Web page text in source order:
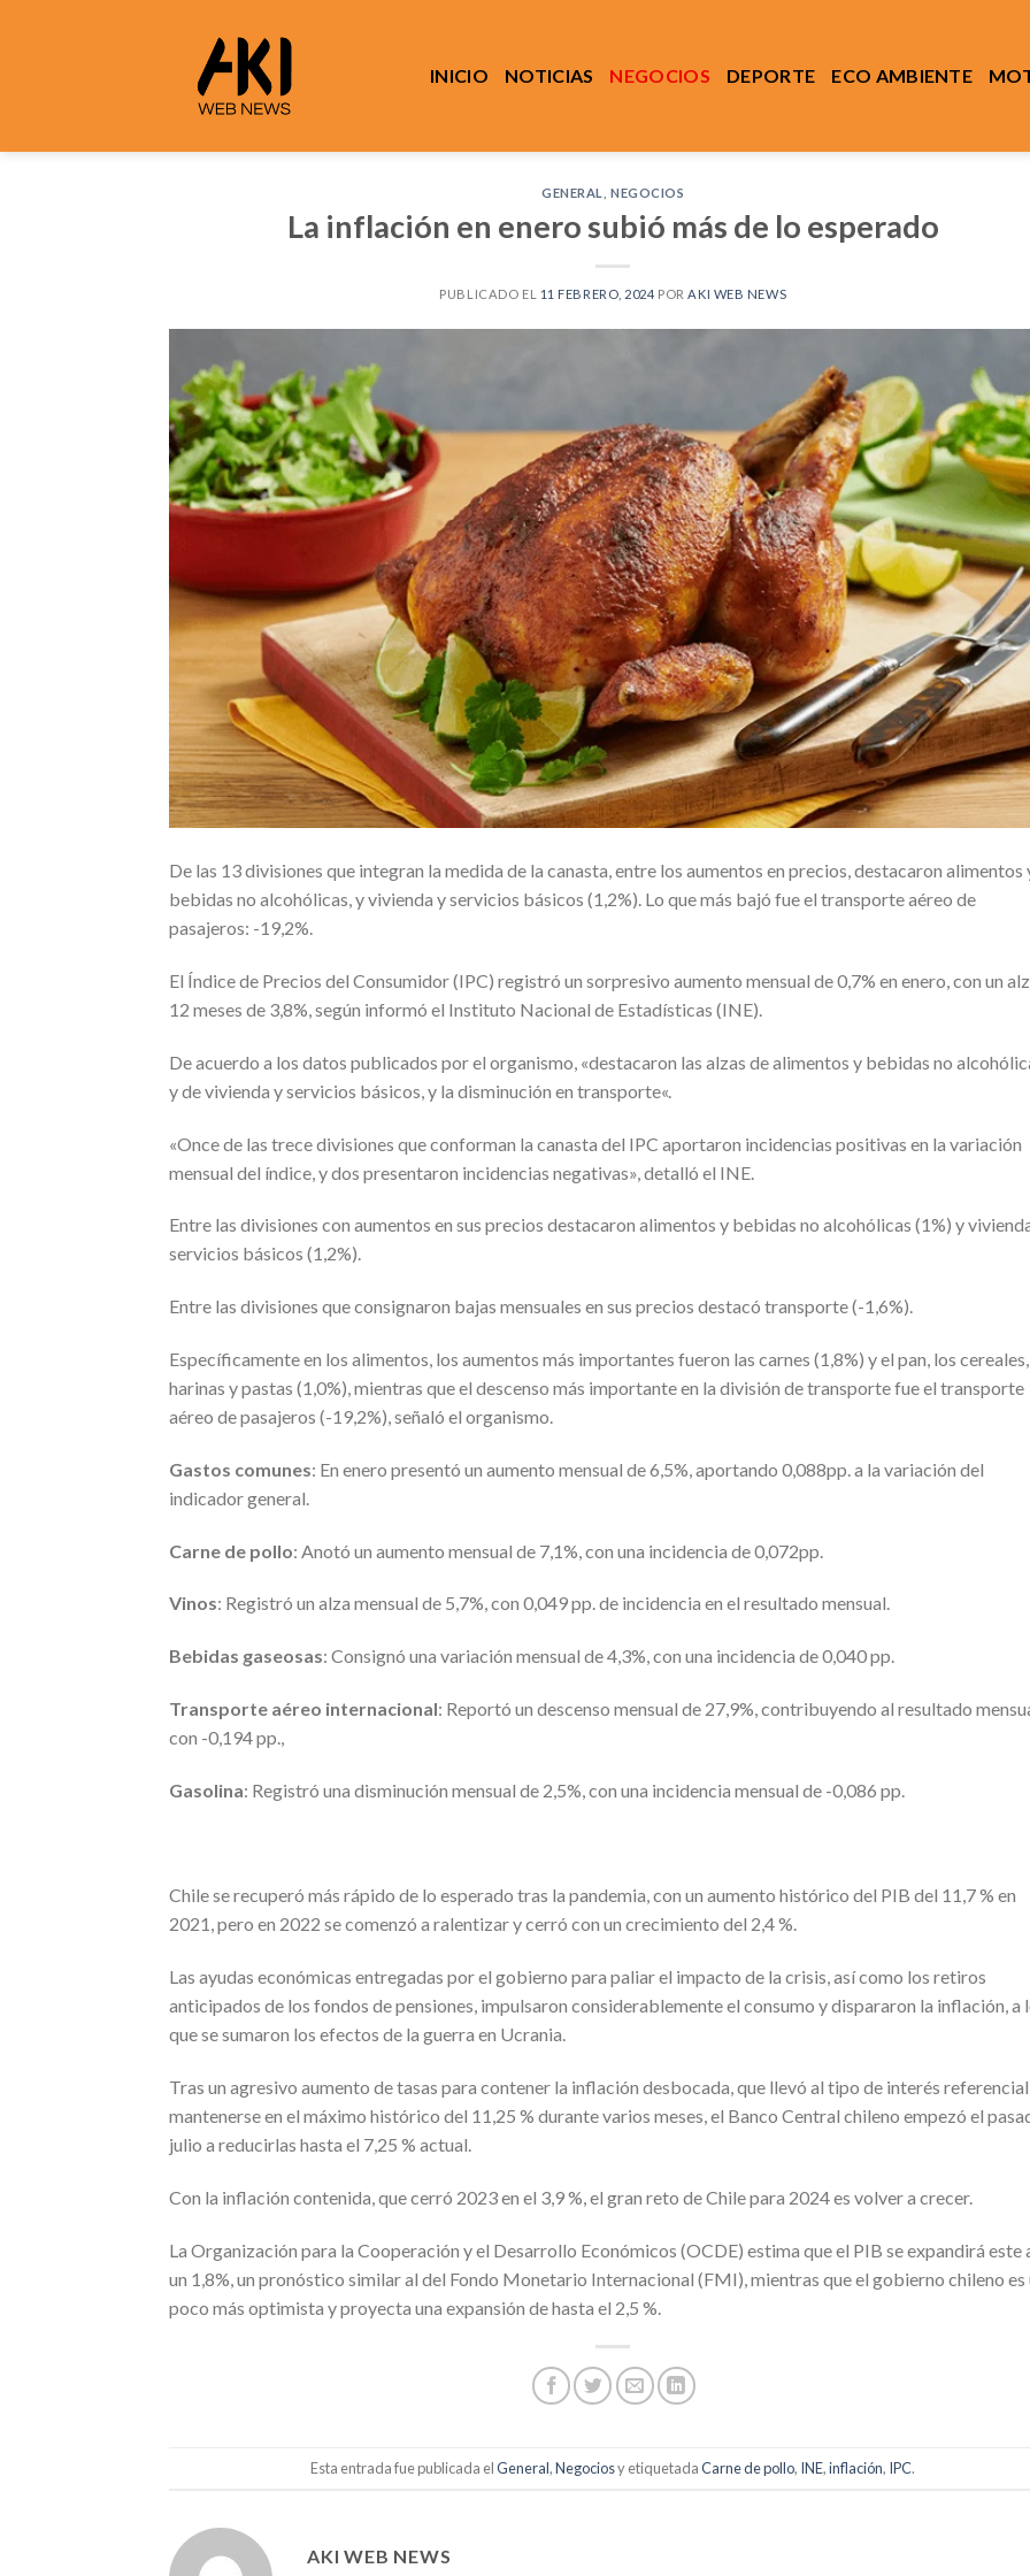
INICIO NOTICIAS NEGOCIOS DEPORTE ECO AMBIENTE
GENERAL ,NEGOCIOS
La inflación en enero subió más de lo esperado
PUBLICADO EL 11 FEBRERO, 2024 POR AKI WEB NEWS
De las 13 divisiones que integran la medida de la canasta, entre los aumentos en precios, destacaron alimentos
bebidas no alcohólicas, y vivienda y servicios básicos (1,2%). Lo que más bajó fue el transporte aéreo de
pasajeros: -19,2%.
El Índice de Precios del Consumidor (IPC) registró un sorpresivo aumento mensual de 0,7% en enero, con un
12 meses de 3,8%, según informó el Instituto Nacional de Estadísticas (INE).
De acuerdo a los datos publicados por el organismo, «destacaron las alzas de alimentos y bebidas no
y de vivienda y servicios básicos, y la disminución en transporte«.
«Once de las trece divisiones que conforman la canasta del IPC aportaron incidencias positivas en la variación
mensual del índice, y dos presentaron incidencias negativas», detalló el INE.
Entre las divisiones con aumentos en sus precios destacaron alimentos y bebidas no alcohólicas (1%) y
servicios básicos (1,2%).
Entre las divisiones que consignaron bajas mensuales en sus precios destacó transporte (-1,6%).
Específicamente en los alimentos, los aumentos más importantes fueron las carnes (1,8%) y el pan, los cereales,
harinas y pastas (1,0%), mientras que el descenso más importante en la división de transporte fue el transporte
aéreo de pasajeros (-19,2%), señaló el organismo.
Gastos comunes: En enero presentó un aumento mensual de 6,5%, aportando 0,088pp. a la variación del
indicador general.
Carne de pollo: Anotó un aumento mensual de 7,1%, con una incidencia de 0,072pp.
Vinos: Registró un alza mensual de 5,7%, con 0,049 pp. de incidencia en el resultado mensual.
Bebidas gaseosas: Consignó una variación mensual de 4,3%, con una incidencia de 0,040 pp.
Transporte aéreo internacional: Reportó un descenso mensual de 27,9%, contribuyendo al resultado
con -0,194 pp.,
Gasolina: Registró una disminución mensual de 2,5%, con una incidencia mensual de -0,086 pp.
Chile se recuperó más rápido de lo esperado tras la pandemia, con un aumento histórico del PIB del 11,7 % en
2021, pero en 2022 se comenzó a ralentizar y cerró con un crecimiento del 2,4 %.
Las ayudas económicas entregadas por el gobierno para paliar el impacto de la crisis, así como los retiros
anticipados de los fondos de pensiones, impulsaron considerablemente el consumo y dispararon la inflación, a
que se sumaron los efectos de la guerra en Ucrania.
Tras un agresivo aumento de tasas para contener la inflación desbocada, que llevó al tipo de interés referencial
mantenerse en el máximo histórico del 11,25 % durante varios meses, el Banco Central chileno empezó el
julio a reducirlas hasta el 7,25 % actual.
Con la inflación contenida, que cerró 2023 en el 3,9 %, el gran reto de Chile para 2024 es volver a crecer.
La Organización para la Cooperación y el Desarrollo Económicos (OCDE) estima que el PIB se expandirá este
un 1,8%, un pronóstico similar al del Fondo Monetario Internacional (FMI), mientras que el gobierno chileno es
poco más optimista y proyecta una expansión de hasta el 2,5 %.
Esta entrada fue publicada elGeneral,Negociosy etiquetadaCarne de pollo, INE,inflación, IPC.
AKI WEB NEWS